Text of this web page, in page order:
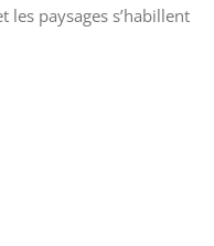
paysages s’habillent